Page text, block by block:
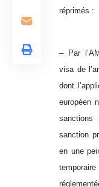
réprimés :
– Par
visa de
dont
européen
sanction
en une